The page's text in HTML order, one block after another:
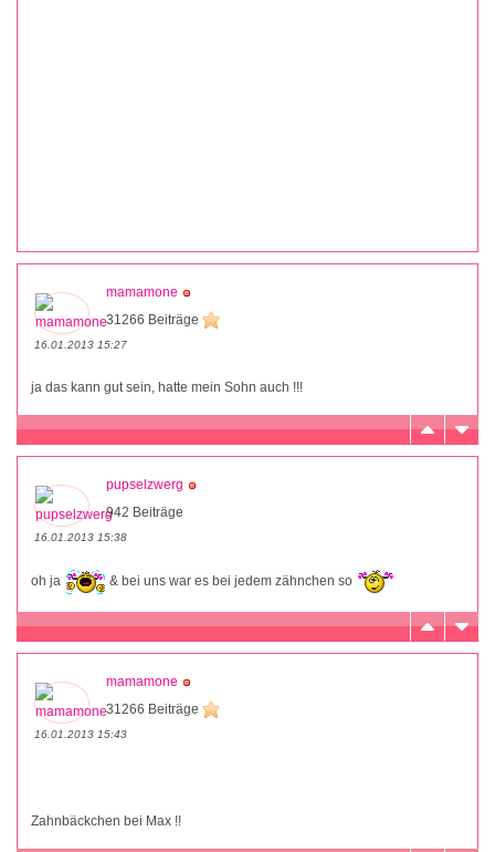
mamamone
31266 Beiträge
16.01.2013 15:27
ja das kann gut sein, hatte mein Sohn auch !!!
pupselzwerg
942 Beiträge
16.01.2013 15:38
oh ja & bei uns war es bei jedem zähnchen so
mamamone
31266 Beiträge
16.01.2013 15:43
Zahnbäckchen bei Max !!